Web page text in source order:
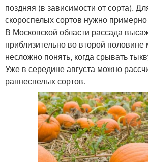
поздняя (в зависимости от сорта).
скороспелых сортов нужно
В Московской области рассада
приблизительно во второй половине
несложно понять, когда срывать
Уже в середине августа можно
раннеспелых сортов.